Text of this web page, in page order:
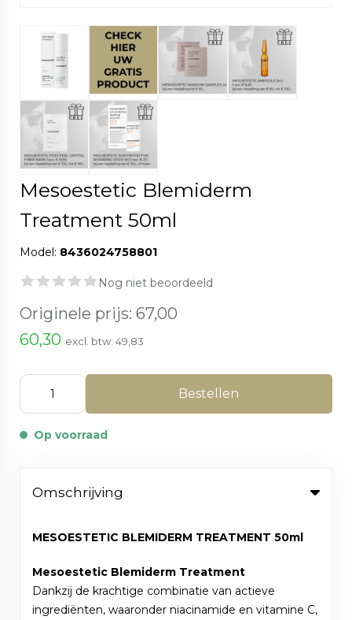
Mesoestetic Blemiderm
Treatment 50ml
Model: 8436024758801
Nog niet beoordeeld
Originele prijs: 67,00
60,30 excl. btw: 49,83
Bestellen
Op voorraad
Omschrijving
MESOESTETIC BLEMIDERM TREATMENT 50ml
Mesoestetic Blemiderm Treatment
Dankzij de krachtige combinatie van actieve
ingrediënten, waaronder niacinamide en vitamine C,